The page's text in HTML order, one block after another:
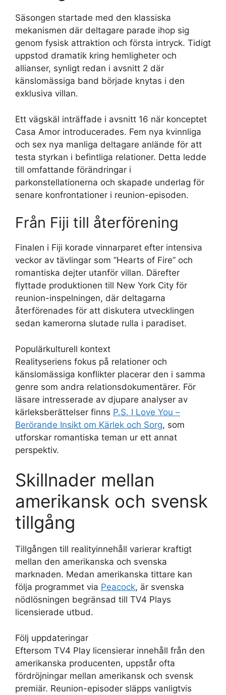
Säsongen startade med den klassiska
mekanismen där deltagare parade ihop sig
genom fysisk attraktion och första intryck. Tidigt
uppstod dramatik kring hemligheter och
allianser, synligt redan i avsnitt 2 där
känslomässiga band började knytas i den
exklusiva villan.
Ett vägskäl inträffade i avsnitt 16 när konceptet
Casa Amor introducerades. Fem nya kvinnliga
och sex nya manliga deltagare anlände för att
testa styrkan i befintliga relationer. Detta ledde
till omfattande förändringar i
parkonstellationerna och skapade underlag för
senare konfrontationer i reunion-episoden.
Från Fiji till återförening
Finalen i Fiji korade vinnarparet efter intensiva
veckor av tävlingar som ”Hearts of Fire” och
romantiska dejter utanför villan. Därefter
flyttade produktionen till New York City för
reunion-inspelningen, där deltagarna
återförenades för att diskutera utvecklingen
sedan kamerorna slutade rulla i paradiset.
Populärkulturell kontext
Realityseriens fokus på relationer och
känslomässiga konflikter placerar den i samma
genre som andra relationsdokumentärer. För
läsare intresserade av djupare analyser av
kärleksberättelser finns P.S. I Love You –
Berörande Insikt om Kärlek och Sorg, som
utforskar romantiska teman ur ett annat
perspektiv.
Skillnader mellan
amerikansk och svensk
tillgång
Tillgången till realityinnehåll varierar kraftigt
mellan den amerikanska och svenska
marknaden. Medan amerikanska tittare kan
följa programmet via Peacock, är svenska
nödlösningen begränsad till TV4 Plays
licensierade utbud.
Följ uppdateringar
Eftersom TV4 Play licensierar innehåll från den
amerikanska producenten, uppstår ofta
fördröjningar mellan amerikansk och svensk
premiär. Reunion-episoder släpps vanligtvis